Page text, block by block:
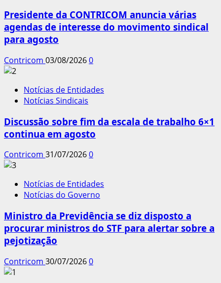
Presidente da CONTRICOM anuncia várias
agendas de interesse do movimento sindical
para agosto
Contricom 03/08/20260
Notícias de Entidades
Notícias Sindicais
Discussão sobre fim da escala de trabalho 6×1
continua em agosto
Contricom 31/07/20260
Notícias de Entidades
Notícias do Governo
Ministro da Previdência se diz disposto a
procurar ministros do STF para alertar sobre a
pejotização
Contricom 30/07/20260